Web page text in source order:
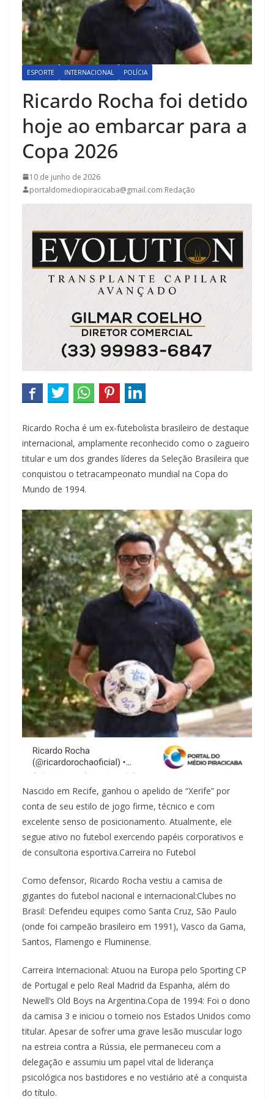
ESPORTE INTERNACIONAL POLÍCIA
Ricardo Rocha foi detido
hoje ao embarcar para a
Copa 2026
10 de junho de 2026
portaldomediopiracicaba@gmail.com Redação
Ricardo Rocha é um ex-futebolista brasileiro de destaque
internacional, amplamente reconhecido como o zagueiro
titular e um dos grandes líderes da Seleção Brasileira que
conquistou o tetracampeonato mundial na Copa do
Mundo de 1994.
Nascido em Recife, ganhou o apelido de “Xerife” por
conta de seu estilo de jogo firme, técnico e com
excelente senso de posicionamento. Atualmente, ele
segue ativo no futebol exercendo papéis corporativos e
de consultoria esportiva.Carreira no Futebol
Como defensor, Ricardo Rocha vestiu a camisa de
gigantes do futebol nacional e internacional:Clubes no
Brasil: Defendeu equipes como Santa Cruz, São Paulo
(onde foi campeão brasileiro em 1991), Vasco da Gama,
Santos, Flamengo e Fluminense.
Carreira Internacional: Atuou na Europa pelo Sporting CP
de Portugal e pelo Real Madrid da Espanha, além do
Newell’s Old Boys na Argentina.Copa de 1994: Foi o dono
da camisa 3 e iniciou o torneio nos Estados Unidos como
titular. Apesar de sofrer uma grave lesão muscular logo
na estreia contra a Rússia, ele permaneceu com a
delegação e assumiu um papel vital de liderança
psicológica nos bastidores e no vestiário até a conquista
do título.